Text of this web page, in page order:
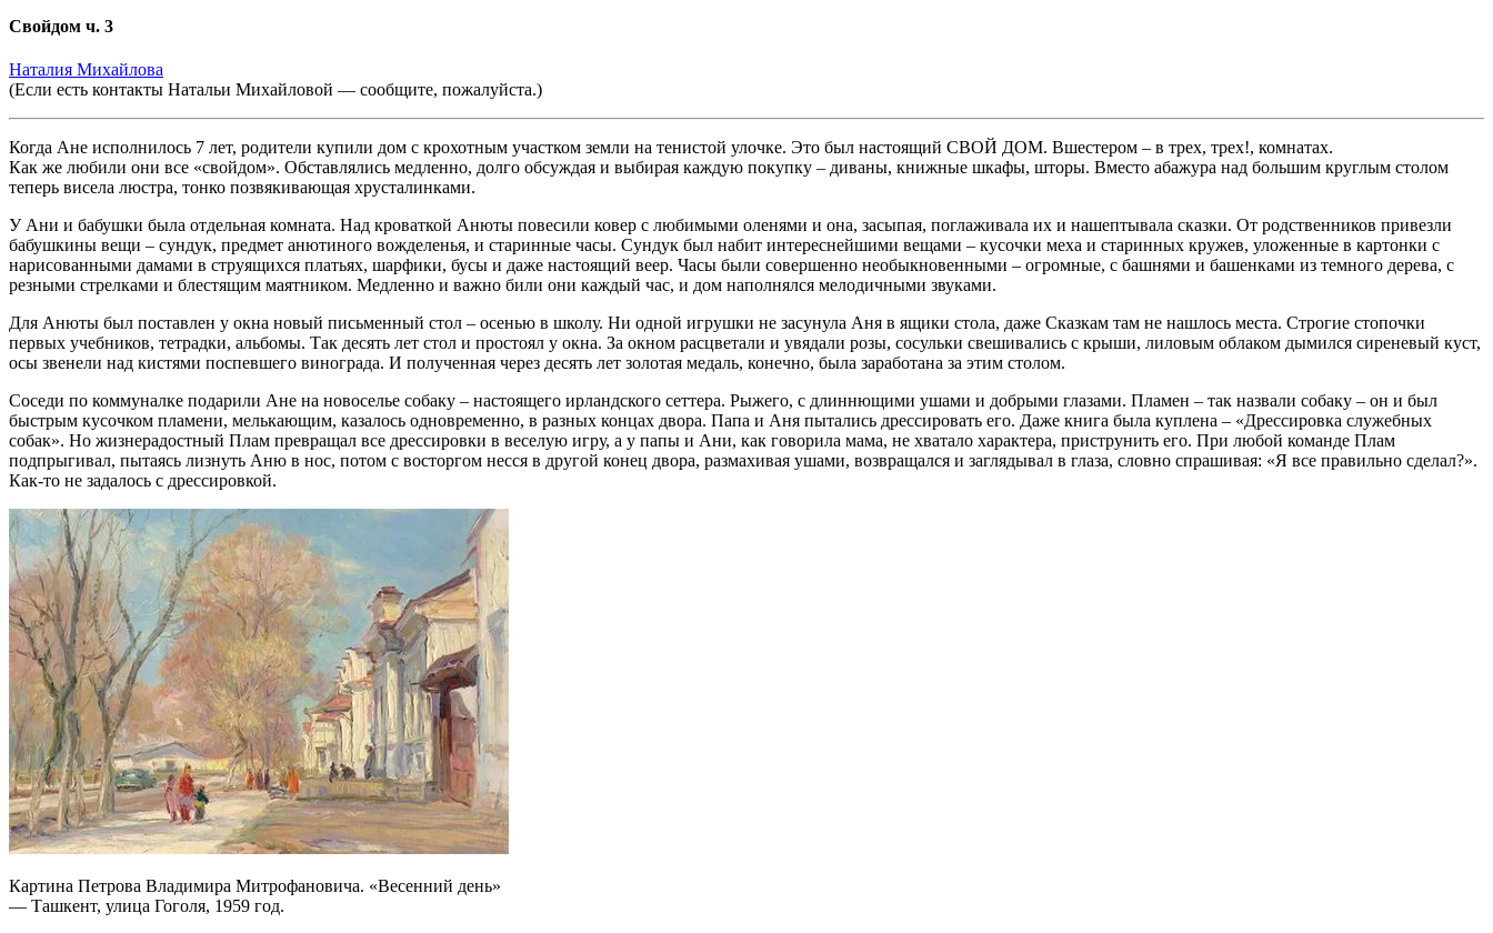
Свойдом ч. 3
Наталия Михайлова
(Если есть контакты Натальи Михайловой — сообщите, пожалуйста.)
Когда Ане исполнилось 7 лет, родители купили дом с крохотным участком земли на тенистой улочке. Это был настоящий СВОЙ ДОМ. Вшестером – в трех, трех!, комнатах.
Как же любили они все «свойдом». Обставлялись медленно, долго обсуждая и выбирая каждую покупку – диваны, книжные шкафы, шторы. Вместо абажура над большим круглым столом
теперь висела люстра, тонко позвякивающая хрусталинками.
У Ани и бабушки была отдельная комната. Над кроваткой Анюты повесили ковер с любимыми оленями и она, засыпая, поглаживала их и нашептывала сказки. От родственников привезли
бабушкины вещи – сундук, предмет анютиного вожделенья, и старинные часы. Сундук был набит интереснейшими вещами – кусочки меха и старинных кружев, уложенные в картонки с
нарисованными дамами в струящихся платьях, шарфики, бусы и даже настоящий веер. Часы были совершенно необыкновенными – огромные, с башнями и башенками из темного дерева, с
резными стрелками и блестящим маятником. Медленно и важно били они каждый час, и дом наполнялся мелодичными звуками.
Для Анюты был поставлен у окна новый письменный стол – осенью в школу. Ни одной игрушки не засунула Аня в ящики стола, даже Сказкам там не нашлось места. Строгие стопочки
первых учебников, тетрадки, альбомы. Так десять лет стол и простоял у окна. За окном расцветали и увядали розы, сосульки свешивались с крыши, лиловым облаком дымился сиреневый куст,
осы звенели над кистями поспевшего винограда. И полученная через десять лет золотая медаль, конечно, была заработана за этим столом.
Соседи по коммуналке подарили Ане на новоселье собаку – настоящего ирландского сеттера. Рыжего, с длиннющими ушами и добрыми глазами. Пламен – так назвали собаку – он и был
быстрым кусочком пламени, мелькающим, казалось одновременно, в разных концах двора. Папа и Аня пытались дрессировать его. Даже книга была куплена – «Дрессировка служебных
собак». Но жизнерадостный Плам превращал все дрессировки в веселую игру, а у папы и Ани, как говорила мама, не хватало характера, приструнить его. При любой команде Плам
подпрыгивал, пытаясь лизнуть Аню в нос, потом с восторгом несся в другой конец двора, размахивая ушами, возвращался и заглядывал в глаза, словно спрашивая: «Я все правильно сделал?».
Как-то не задалось с дрессировкой.
Картина Петрова Владимира Митрофановича. «Весенний день»
— Ташкент, улица Гоголя, 1959 год.